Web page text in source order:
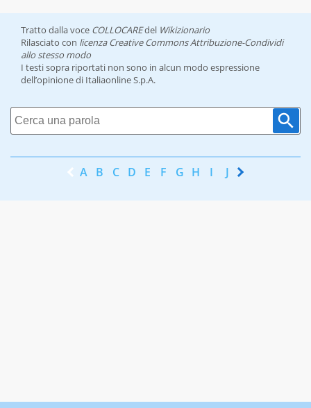
Tratto dalla voce COLLOCAREdel Wikizionario
Rilasciato con licenza Creative Commons Attribuzione-Condividi
allo stesso modo
I testi sopra riportati non sono in alcun modo espressione
dell’opinione di Italiaonline S.p.A.
A B C D E F G H I J K